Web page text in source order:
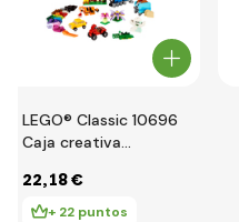
LEGO® Classic 10696
Caja creativa
22,18 €
+ 22 puntos